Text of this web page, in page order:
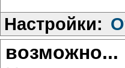
Настройки:
возможно...